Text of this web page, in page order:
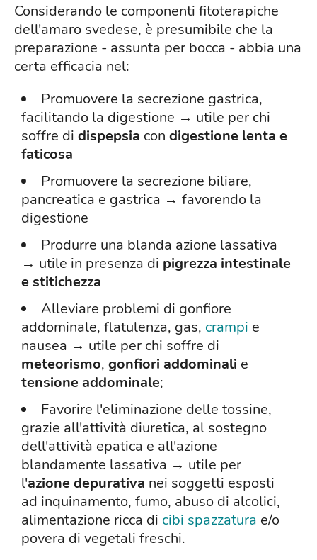
Considerando le componenti fitoterapiche
dell'amaro svedese, è presumibile che la
preparazione - assunta per bocca - abbia una
certa efficacia nel:
Promuovere la secrezione gastrica,
facilitando la digestione → utile per chi
soffre di dispepsia con digestione lenta e
faticosa
Promuovere la secrezione biliare,
pancreatica e gastrica → favorendo la
digestione
Produrre una blanda azione lassativa
→ utile in presenza di pigrezza intestinale
e stitichezza
Alleviare problemi di gonfiore
addominale, flatulenza, gas, crampi e
nausea → utile per chi soffre di
meteorismo, gonfiori addominali e
tensione addominale;
Favorire l'eliminazione delle tossine,
grazie all'attività diuretica, al sostegno
dell'attività epatica e all'azione
blandamente lassativa → utile per
l'azione depurativa nei soggetti esposti
ad inquinamento, fumo, abuso di alcolici,
alimentazione ricca di cibi spazzatura e/o
povera di vegetali freschi.